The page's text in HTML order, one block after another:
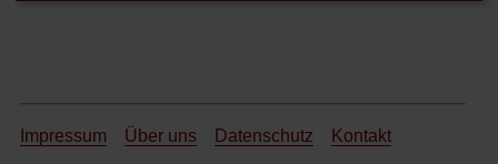
Impressum Über uns Datenschutz Kontakt